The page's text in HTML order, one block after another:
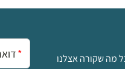
מה שקורה אצלנו
אימייל: